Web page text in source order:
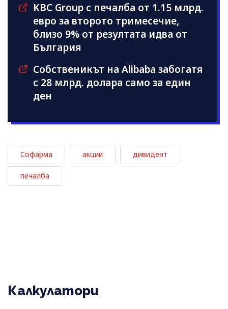
KBC Group с печалба от 1.15 млрд.
евро за второто тримесечие,
близо 9% от резултата идва от
България
Собственикът на Alibaba забогатя
с 28 млрд. долара само за един
ден
Софарма акции дивидент
печалба
Калкулатори